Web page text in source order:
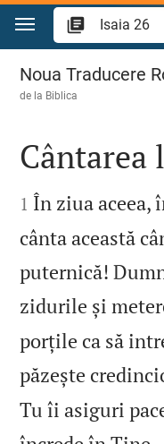
Sari la conținut
Isaia 26
Noua Traducere
de la Biblica

Cântarea

1 În ziua aceea,
cânta această
puternică!
zidurile și
porțile ca să
păzește
Tu îi asiguri